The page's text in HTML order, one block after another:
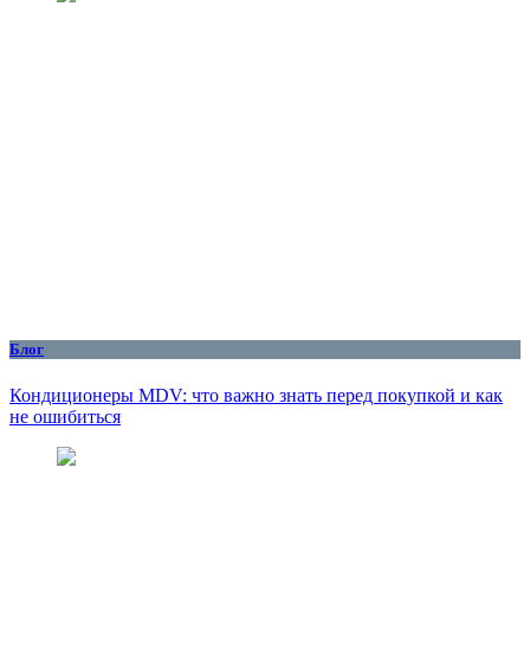
Блог
Кондиционеры MDV: что важно знать перед покупкой и как
не ошибиться